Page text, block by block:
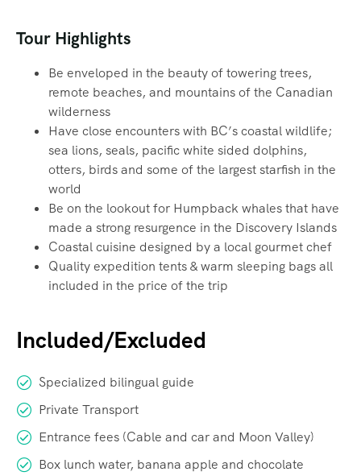
Tour Highlights
Be enveloped in the beauty of towering trees,
remote beaches, and mountains of the Canadian
wilderness
Have close encounters with BC’s coastal wildlife;
sea lions, seals, pacific white sided dolphins,
otters, birds and some of the largest starfish in the
world
Be on the lookout for Humpback whales that have
made a strong resurgence in the Discovery Islands
Coastal cuisine designed by a local gourmet chef
Quality expedition tents & warm sleeping bags all
included in the price of the trip
Included/Excluded
Specialized bilingual guide
Private Transport
Entrance fees (Cable and car and Moon Valley)
Box lunch water, banana apple and chocolate